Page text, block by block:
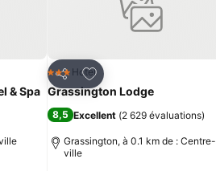
& Spa
Partager
Ajouter à mes favoris
3 ÉtoilesHotel
Grassington Lodge
8,5 Excellent (2 629 évaluations)
Grassington, à 0.1 km de : Centre-
ville